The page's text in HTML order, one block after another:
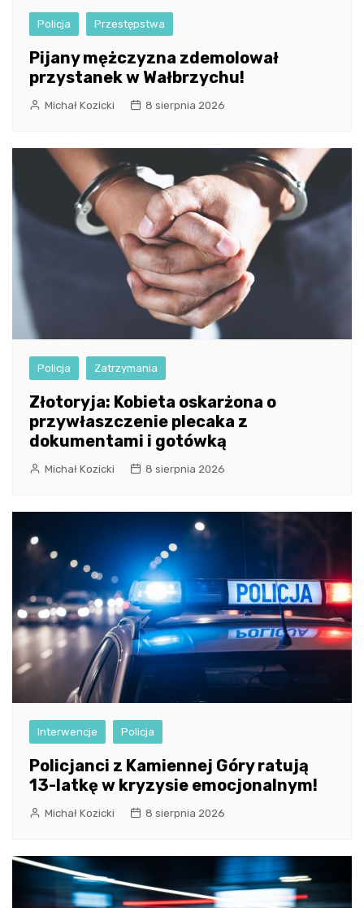
Policja Przestępstwa
Pijany mężczyzna zdemolował
przystanek w Wałbrzychu!
Michał Kozicki 8 sierpnia 2026
Policja Zatrzymania
Złotoryja: Kobieta oskarżona o
przywłaszczenie plecaka z
dokumentami i gotówką
Michał Kozicki 8 sierpnia 2026
Interwencje Policja
Policjanci z Kamiennej Góry ratują
13-latkę w kryzysie emocjonalnym!
Michał Kozicki 8 sierpnia 2026